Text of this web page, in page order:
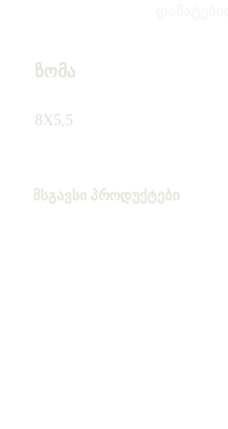
ზომა
8X5,5
ᲛᲡᲒᲐᲕᲡᲘ ᲞᲠᲝᲓᲣᲥᲢᲔᲑᲘ